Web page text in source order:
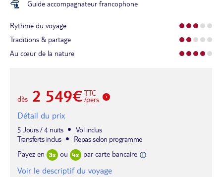
Guide accompagnateur francophone
Rythme du voyage
Traditions & partage
Au cœur de la nature
dès 2 549€ TTC
/pers.
Détail du prix
5 Jours / 4 nuits
Vol inclus
Transferts inclus
Repas selon programme
Payez en
ou par carte bancaire
Voir le descriptif du voyage